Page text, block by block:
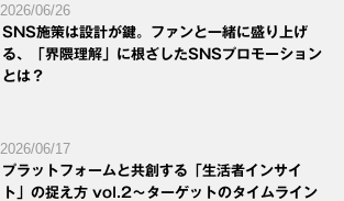
2026/06/26
SNS施策は設計が鍵。ファンと一緒に盛り上げ
る、「界隈理解」に根ざしたSNSプロモーション
とは？
2026/06/17
プラットフォームと共創する「生活者インサイ
ト」の捉え方 vol.2～ターゲットのタイムライン